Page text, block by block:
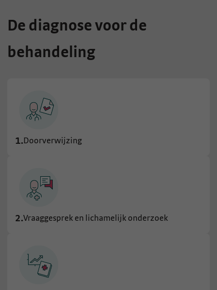
De diagnose voor de
behandeling
1.Doorverwijzing
2.Vraaggesprek en lichamelijk onderzoek